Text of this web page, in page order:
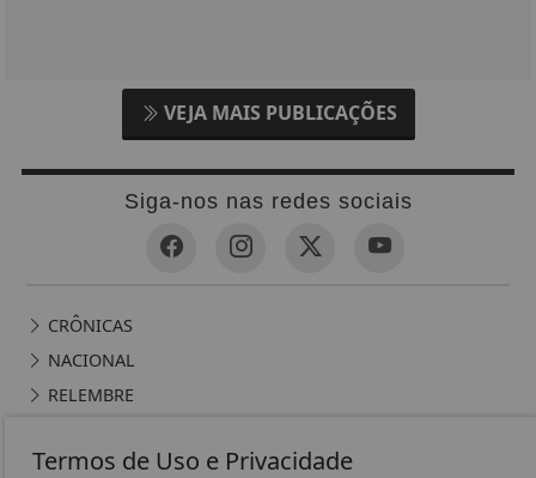
VEJA MAIS PUBLICAÇÕES
Siga-nos nas redes sociais
CRÔNICAS
NACIONAL
RELEMBRE
GERAL
Termos de Uso e Privacidade